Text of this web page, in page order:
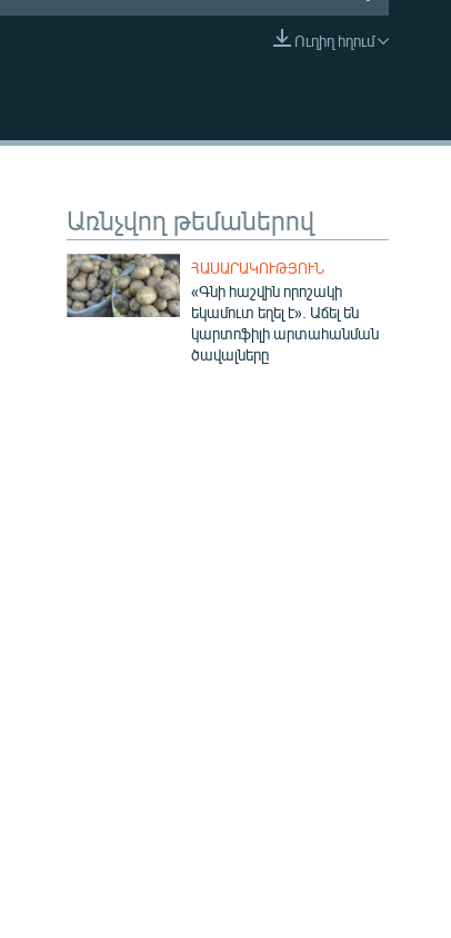
EMBED
Ուղիղ հղում
Առնչվող թեմաներով
ՀԱՍԱՐԱԿՈՒԹՅՈՒՆ
«Գնի հաշվին որոշակի
եկամուտ եղել է». Աճել են
կարտոֆիլի արտահանման
ծավալները